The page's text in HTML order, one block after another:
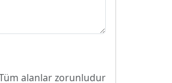
alanlar zorunludur